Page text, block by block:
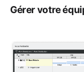
Gérer votre